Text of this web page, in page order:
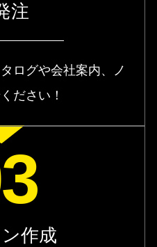
注
ログや会社案内、ノ
ださい！
作成